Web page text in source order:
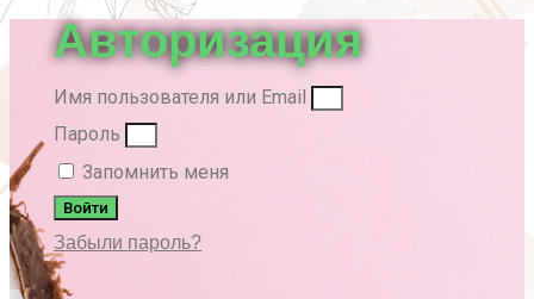
Авторизация
Имя пользователя или Email
Пароль
Запомнить меня
Войти
Забыли пароль?